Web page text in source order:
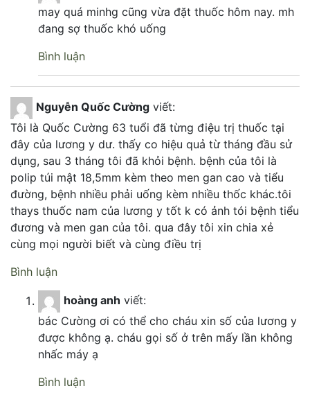
may quá minhg cũng vừa đặt thuốc hôm nay. mh
đang sợ thuốc khó uống
Bình luận
Nguyễn Quốc Cường viết:
Tôi là Quốc Cường 63 tuổi đã từng điệu trị thuốc tại
đây của lương y dư. thấy co hiệu quả từ tháng đầu sử
dụng, sau 3 tháng tôi đã khỏi bệnh. bệnh của tôi là
polip túi mật 18,5mm kèm theo men gan cao và tiểu
đường, bệnh nhiều phải uống kèm nhiều thốc khác.tôi
thays thuốc nam của lương y tốt k có ảnh tói bệnh tiểu
đương và men gan của tôi. qua đây tôi xin chia xẻ
cùng mọi người biết và cùng điều trị
Bình luận
hoàng anh viết:
bác Cường ơi có thể cho cháu xin số của lương y
được không ạ. cháu gọi số ở trên mấy lần không
nhấc máy ạ
Bình luận